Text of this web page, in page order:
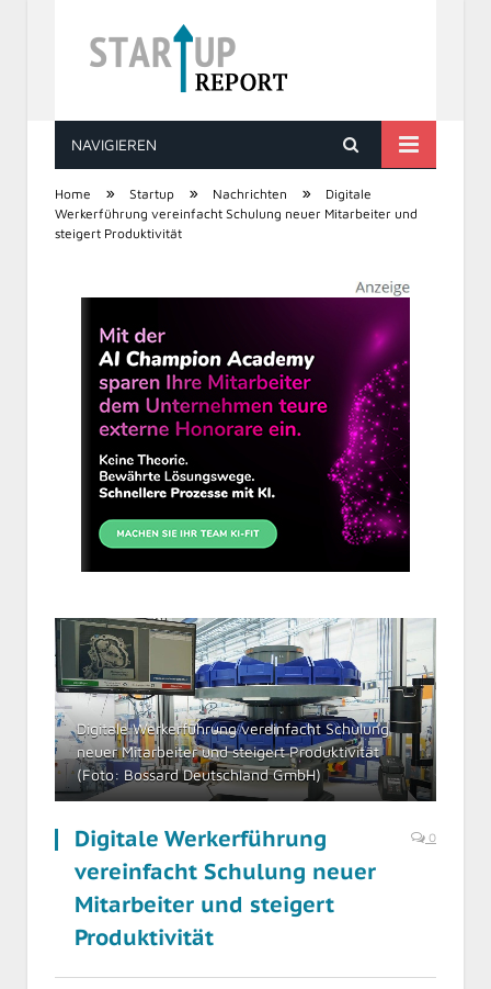
STARTUP REPORT
NAVIGIEREN
Home » Startup » Nachrichten »
Digitale
Werkerführung vereinfacht Schulung neuer Mitarbeiter und
steigert Produktivität
Digitale Werkerführung vereinfacht Schulung
neuer Mitarbeiter und steigert Produktivität
(Foto: Bossard Deutschland GmbH)
Digitale Werkerführung
vereinfacht Schulung neuer
Mitarbeiter und steigert
Produktivität
0